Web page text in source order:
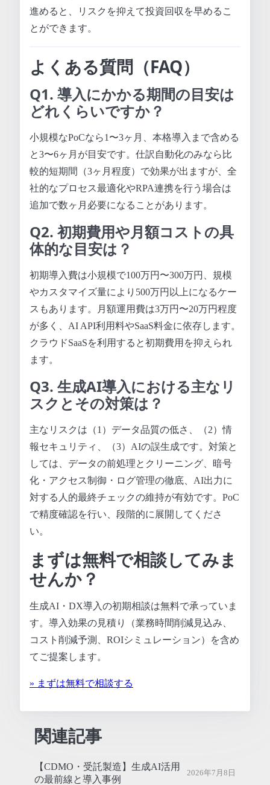
進めると、リスクを抑えて投資回収を早めるこ
とができます。
よくある質問（FAQ）
Q1. 導入にかかる期間の目安は
どれくらいですか？
小規模なPoCなら1〜3ヶ月、本格導入まで含める
と3〜6ヶ月が目安です。仕訳自動化のみなら比
較的短期間（3ヶ月程度）で効果が出ますが、全
社的なプロセス最適化やRPA連携を行う場合は
追加で数ヶ月必要になることがあります。
Q2. 初期費用や月額コストの具
体的な目安は？
初期導入費は小規模で100万円〜300万円、規模
やカスタマイズ量により500万円以上になるケー
スもあります。月額運用費は3万円〜20万円程度
が多く、AI API利用料やSaaS料金に依存します。
クラウドSaaSを利用すると初期費用を抑えられ
ます。
Q3. 生成AI導入における主なリ
スクとその対策は？
主なリスクは（1）データ品質の低さ、（2）情
報セキュリティ、（3）AIの誤生成です。対策と
しては、データの前処理とクリーニング、暗号
化・アクセス制御・ログ管理の徹底、AI出力に
対する人的最終チェックの維持が有効です。PoC
で精度確認を行い、段階的に展開してくださ
い。
まずは無料で相談してみま
せんか？
生成AI・DX導入の初期相談は無料で承っていま
す。導入効果の見積り（業務時間削減見込み、
コスト削減予測、ROIシミュレーション）を含め
てご提案します。
» まずは無料で相談する
関連記事
【CDMO・受託製造】生成AI活用
の最前線と導入事例
2026年7月8日